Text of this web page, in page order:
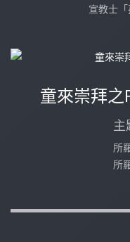
宣教士
童來崇拜之
主
所
所